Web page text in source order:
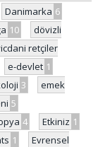
Danimarka 6
10
dövizli
retçiler
e-devlet 1
3
emek
5
4 Etkiniz 1
1
Evrensel